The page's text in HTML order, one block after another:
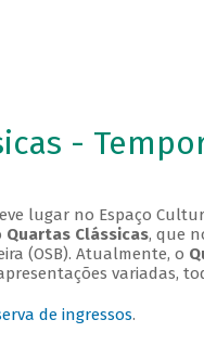
-
lugar no Espaço
Quartas Clássicas, que
(OSB). Atualmente, o
variadas,
de ingressos.